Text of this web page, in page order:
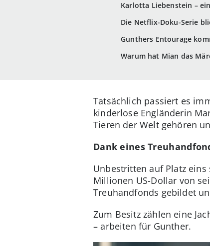
Karlotta Liebenstein –
Die Netflix-Doku-Serie
Gunthers Entourage
Warum hat Mian das
Tatsächlich passiert es
kinderlose Engländerin
Tieren der Welt gehören
Dank eines
Unbestritten auf Platz
Millionen US-Dollar von
Treuhandfonds gebildet
Zum Besitz zählen eine
– arbeiten für Gunther.